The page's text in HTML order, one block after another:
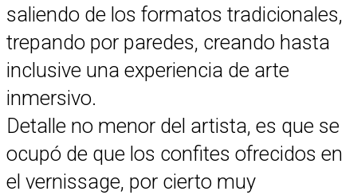
saliendo de los formatos tradicionales,
trepando por paredes, creando hasta
inclusive una experiencia de arte
inmersivo.
Detalle no menor del artista, es que se
ocupó de que los confites ofrecidos en
el vernissage, por cierto muy